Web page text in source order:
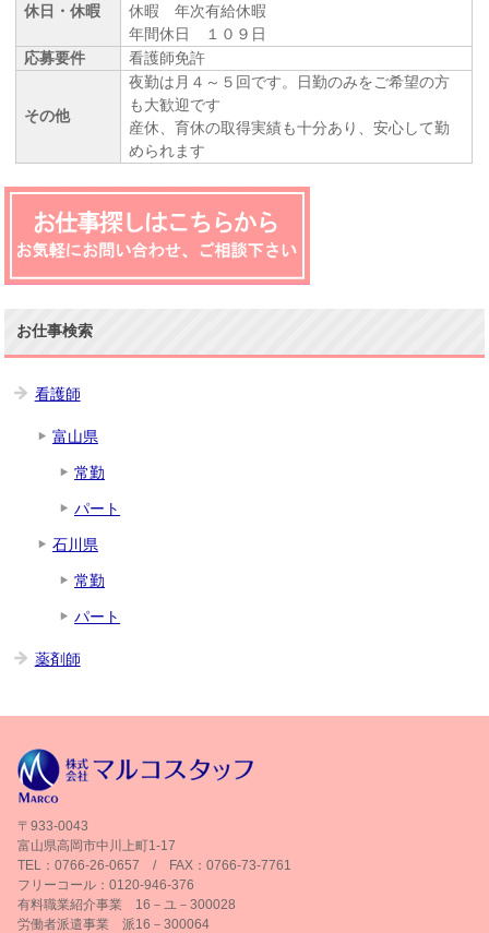
休日・休暇
休暇 年次有給休暇
年間休日 １０９日
応募要件
看護師免許
その他
夜勤は月４～５回です。日勤のみをご希望の方
も大歓迎です
産休、育休の取得実績も十分あり、安心して勤
められます
お仕事検索
看護師
富山県
常勤
パート
石川県
常勤
パート
薬剤師
〒933-0043
富山県高岡市中川上町1-17
TEL：0766-26-0657 / FAX：0766-73-7761
フリーコール：0120-946-376
有料職業紹介事業 16－ユ－300028
労働者派遣事業 派16－300064